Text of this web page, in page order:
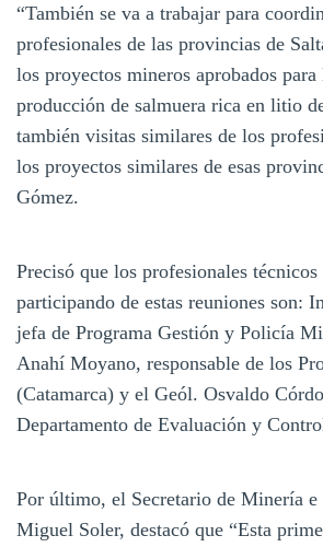
“También se va a trabajar para
profesionales de las provincias de
los proyectos mineros aprobados para
producción de salmuera rica en litio
también visitas similares de los
los proyectos similares de esas
Gómez.
Precisó que los profesionales técnicos
participando de estas reuniones son:
jefa de Programa Gestión y Policía
Anahí Moyano, responsable de los
(Catamarca) y el Geól. Osvaldo
Departamento de Evaluación y
Por último, el Secretario de Minería
Miguel Soler, destacó que “Esta